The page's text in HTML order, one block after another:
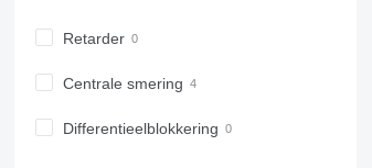
982
990
Retarder
Centrale smering
Differentieelblokkering